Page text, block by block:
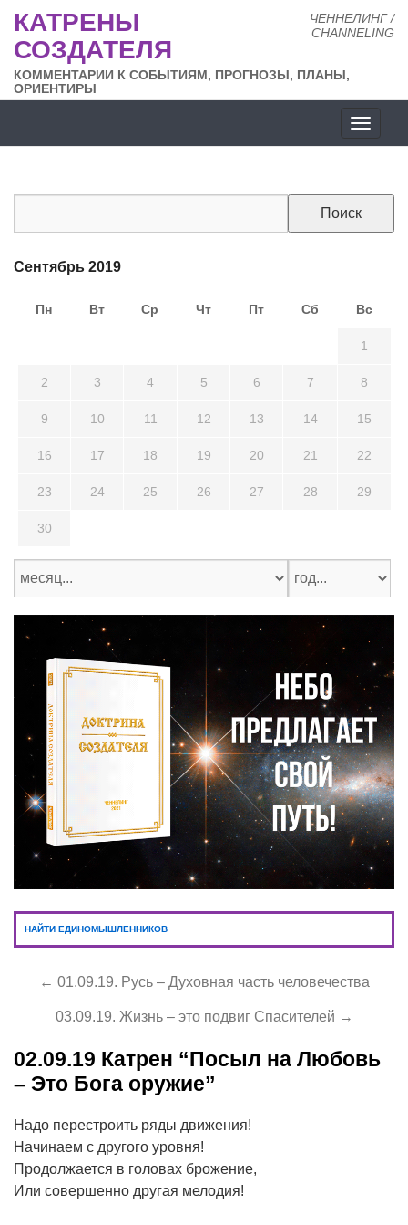
ЧЕННЕЛИНГ /
CHANNELING
КАТРЕНЫ
СОЗДАТЕЛЯ
КОММЕНТАРИИ К СОБЫТИЯМ, ПРОГНОЗЫ, ПЛАНЫ,
ОРИЕНТИРЫ
сайта
Сентябрь 2019
Пн Вт Ср Чт Пт Сб Вс
1
2 3 4 5 6 7 8
9 10 11 12 13 14 15
16 17 18 19 20 21 22
23 24 25 26 27 28 29
30
НАЙТИ ЕДИНОМЫШЛЕННИКОВ
← 01.09.19. Русь – Духовная часть человечества
03.09.19. Жизнь – это подвиг Спасителей →
02.09.19 Катрен “Посыл на Любовь
– Это Бога оружие”
Надо перестроить ряды движения!
Начинаем с другого уровня!
Продолжается в головах брожение,
Или совершенно другая мелодия!